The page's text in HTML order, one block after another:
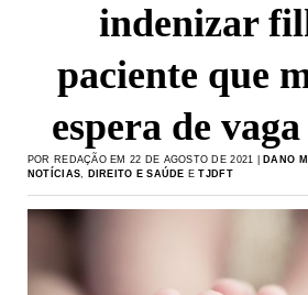
indenizar
paciente que
espera de
POR REDAÇÃO EM 22 DE AGOSTO DE 2021 | DANO
NOTÍCIAS, DIREITO E SAÚDE ETJDFT